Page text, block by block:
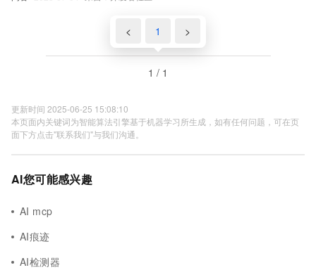
< 1 >
1 / 1
更新时间 2025-06-25 15:08:10
本页面内关键词为智能算法引擎基于机器学习所生成，如有任何问题，可在页
面下方点击"联系我们"与我们沟通。
AI您可能感兴趣
AI mcp
AI痕迹
AI检测器